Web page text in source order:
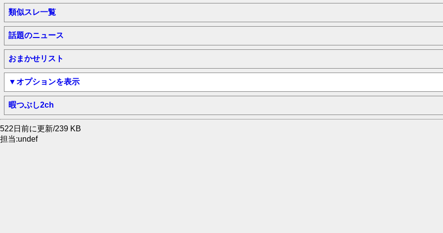
類似スレ一覧
話題のニュース
おまかせリスト
▼オプションを表示
暇つぶし2ch
522日前に更新/239 KB
担当:undef